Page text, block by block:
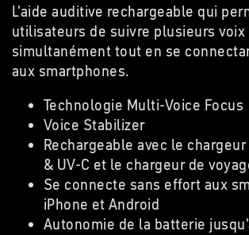
L'aide auditive rechargeable qui
utilisateurs de suivre plusieurs voix
simultanément tout en se
aux smartphones.
Technologie Multi-Voice Focus
Voice Stabilizer
Rechargeable avec le
& UV-C et le chargeur de
Se connecte sans effort aux
iPhone et Android
Autonomie de la batterie